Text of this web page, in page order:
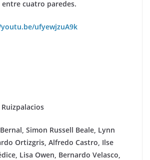
cuatro paredes.
youtu.be/ufyewjzuA9k
Simon Russell Beale, Lynn
Ortizgris, Alfredo Castro, Ilse
dice, Lisa Owen, Bernardo Velasco,